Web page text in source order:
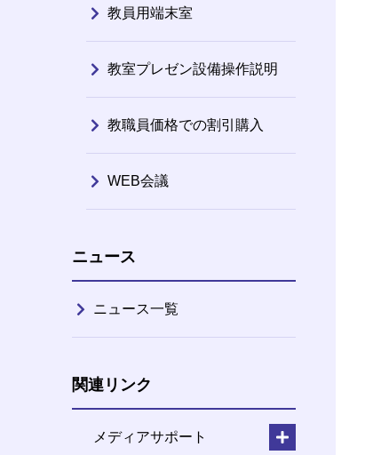
教員用端末室
教室プレゼン設備操作説明
教職員価格での割引購入
WEB会議
ニュース
ニュース一覧
関連リンク
メディアサポート